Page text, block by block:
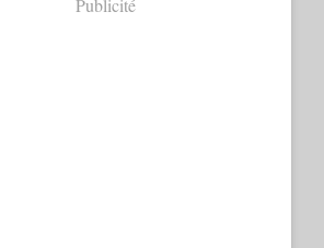
Publicité